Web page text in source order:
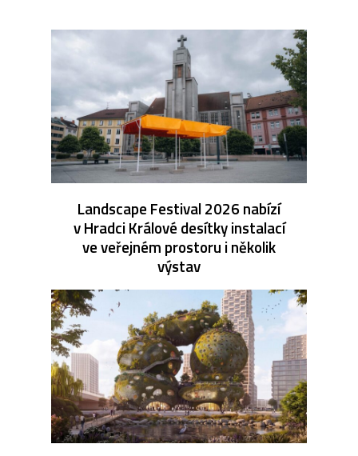
Landscape Festival 2026 nabízí
v Hradci Králové desítky instalací
ve veřejném prostoru i několik
výstav